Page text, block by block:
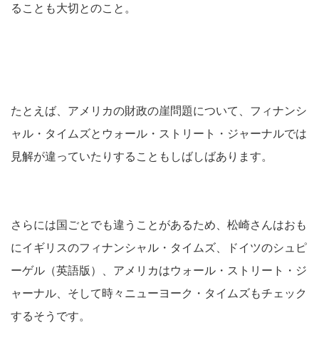
ることも大切とのこと。
たとえば、アメリカの財政の崖問題について、フィナンシ
ャル・タイムズとウォール・ストリート・ジャーナルでは
見解が違っていたりすることもしばしばあります。
さらには国ごとでも違うことがあるため、松崎さんはおも
にイギリスのフィナンシャル・タイムズ、ドイツのシュピ
ーゲル（英語版）、アメリカはウォール・ストリート・ジ
ャーナル、そして時々ニューヨーク・タイムズもチェック
するそうです。